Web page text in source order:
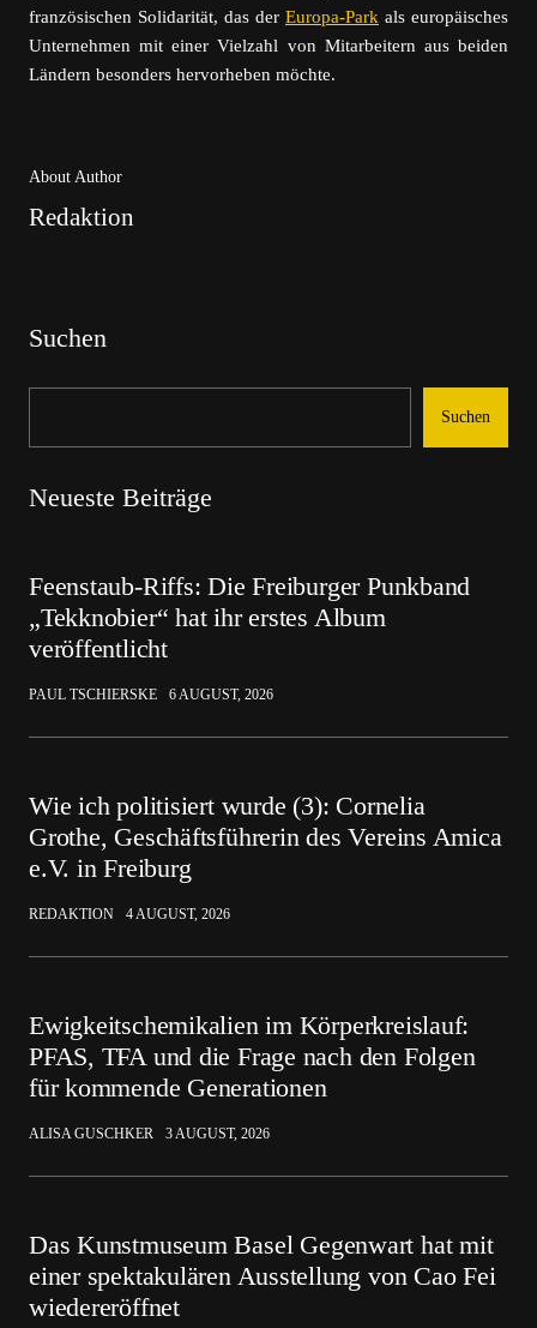
französischen Solidarität, das der Europa-Park als europäisches
Unternehmen mit einer Vielzahl von Mitarbeitern aus beiden
Ländern besonders hervorheben möchte.
About Author
Redaktion
Suchen
Suchen
Neueste Beiträge
Feenstaub-Riffs: Die Freiburger Punkband
„Tekknobier“ hat ihr erstes Album
veröffentlicht
PAUL TSCHIERSKE 6 AUGUST, 2026
Wie ich politisiert wurde (3): Cornelia
Grothe, Geschäftsführerin des Vereins Amica
e.V. in Freiburg
REDAKTION 4 AUGUST, 2026
Ewigkeitschemikalien im Körperkreislauf:
PFAS, TFA und die Frage nach den Folgen
für kommende Generationen
ALISA GUSCHKER 3 AUGUST, 2026
Das Kunstmuseum Basel Gegenwart hat mit
einer spektakulären Ausstellung von Cao Fei
wiedereröffnet